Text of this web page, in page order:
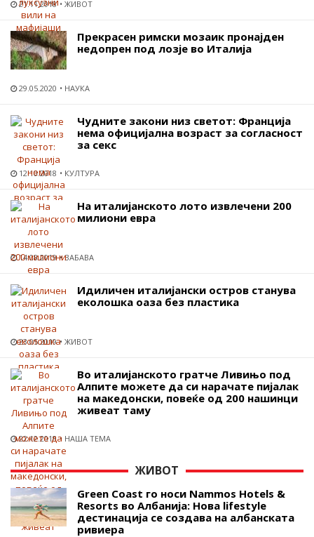
21.11.2018 ЖИВОТ
Прекрасен римски мозаик пронајден
недопрен под лозје во Италија
29.05.2020 НАУКА
Чудните закони низ светот: Франција
нема официјална возраст за согласност
за секс
12.10.2018 КУЛТУРА
На италијанското лото извлечени 200
милиони евра
14.08.2019 ЗАБАВА
Идиличен италијански остров станува
еколошка оаза без пластика
23.05.2019 ЖИВОТ
Во италијанското гратче Ливињо под
Алпите можете да си нарачате пијалак
на македонски, повеќе од 200 нашинци
живеат таму
22.12.2018 НАША ТЕМА
ЖИВОТ
Green Coast го носи Nammos Hotels &
Resorts во Албанија: Нова lifestyle
дестинација се создава на албанската
ривиера